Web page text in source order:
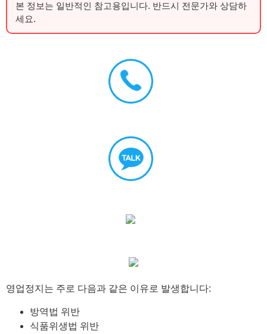
본 정보는 일반적인 참고용입니다. 반드시 전문가와 상담하
세요.
영업정지는 주로 다음과 같은 이유로 발생합니다:
방역법 위반
식품위생법 위반